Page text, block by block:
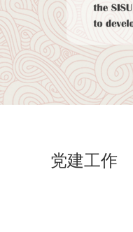
党建工作